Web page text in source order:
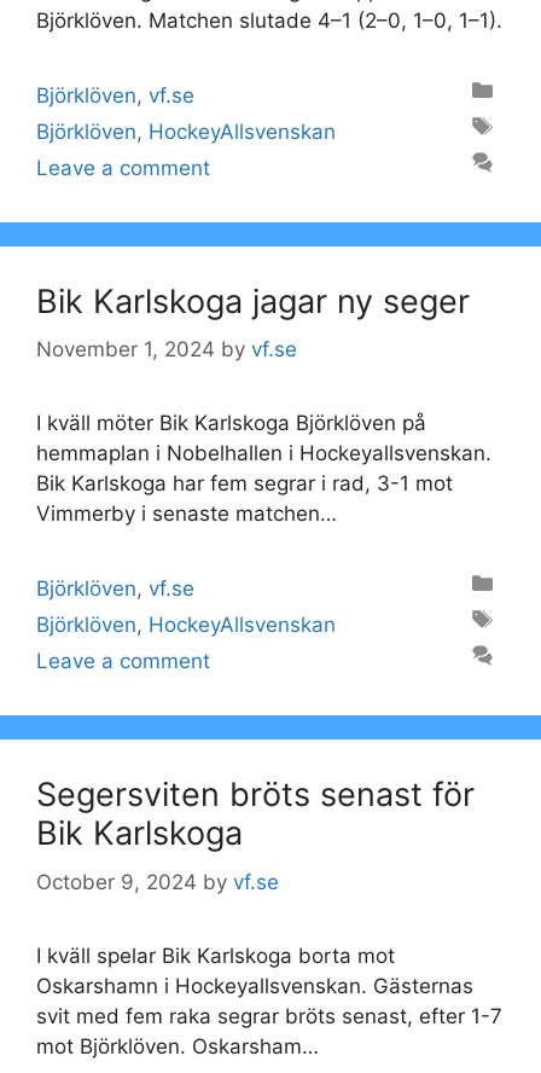
Björklöven. Matchen slutade 4–1 (2–0, 1–0, 1–1).
Categories
Björklöven, vf.se
Tags
Björklöven, HockeyAllsvenskan
Leave a comment
Bik Karlskoga jagar ny seger
November 1, 2024 by vf.se
I kväll möter Bik Karlskoga Björklöven på
hemmaplan i Nobelhallen i Hockeyallsvenskan.
Bik Karlskoga har fem segrar i rad, 3-1 mot
Vimmerby i senaste matchen…
Categories
Björklöven, vf.se
Tags
Björklöven, HockeyAllsvenskan
Leave a comment
Segersviten bröts senast för
Bik Karlskoga
October 9, 2024 by vf.se
I kväll spelar Bik Karlskoga borta mot
Oskarshamn i Hockeyallsvenskan. Gästernas
svit med fem raka segrar bröts senast, efter 1-7
mot Björklöven. Oskarsham…